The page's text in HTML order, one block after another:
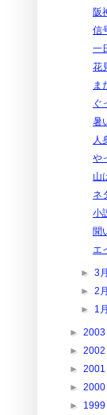
阪
信
一
花
ま
ぐ
暑
人
や
山
ネ
小
聞
エ
►3
►2
► 1
► 2003
► 2002
► 2001
► 2000
► 1999